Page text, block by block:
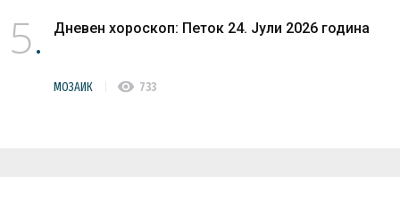
5 Дневен хороскоп: Петок 24. Јули 2026 година
МОЗАИК visibility 733